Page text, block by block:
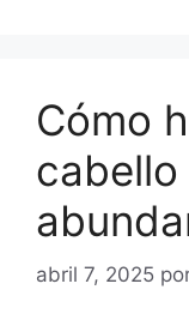
Cómo
abril 7, 2025